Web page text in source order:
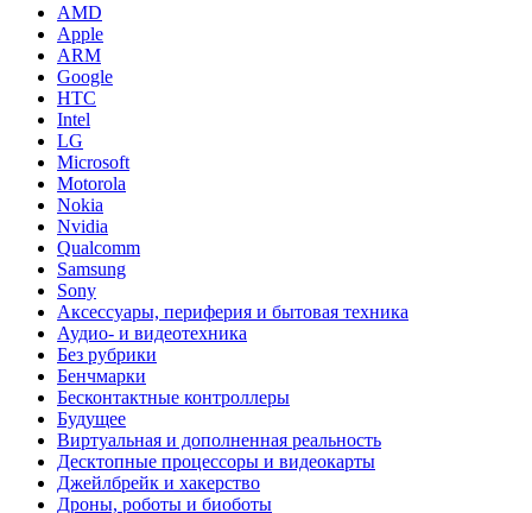
AMD
Apple
ARM
Google
HTC
Intel
LG
Microsoft
Motorola
Nokia
Nvidia
Qualcomm
Samsung
Sony
Аксессуары, периферия и бытовая техника
Аудио- и видеотехника
Без рубрики
Бенчмарки
Бесконтактные контроллеры
Будущее
Виртуальная и дополненная реальность
Десктопные процессоры и видеокарты
Джейлбрейк и хакерство
Дроны, роботы и биоботы